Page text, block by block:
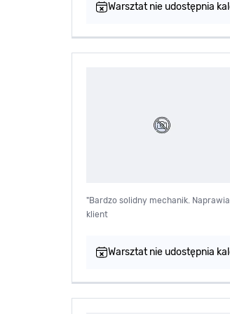
Warsztat nie udostępnia
"Bardzo solidny mechanik.
klient
Warsztat nie udostępnia